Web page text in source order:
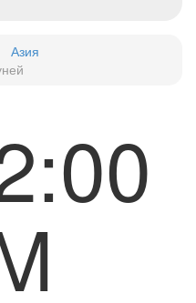
Азия